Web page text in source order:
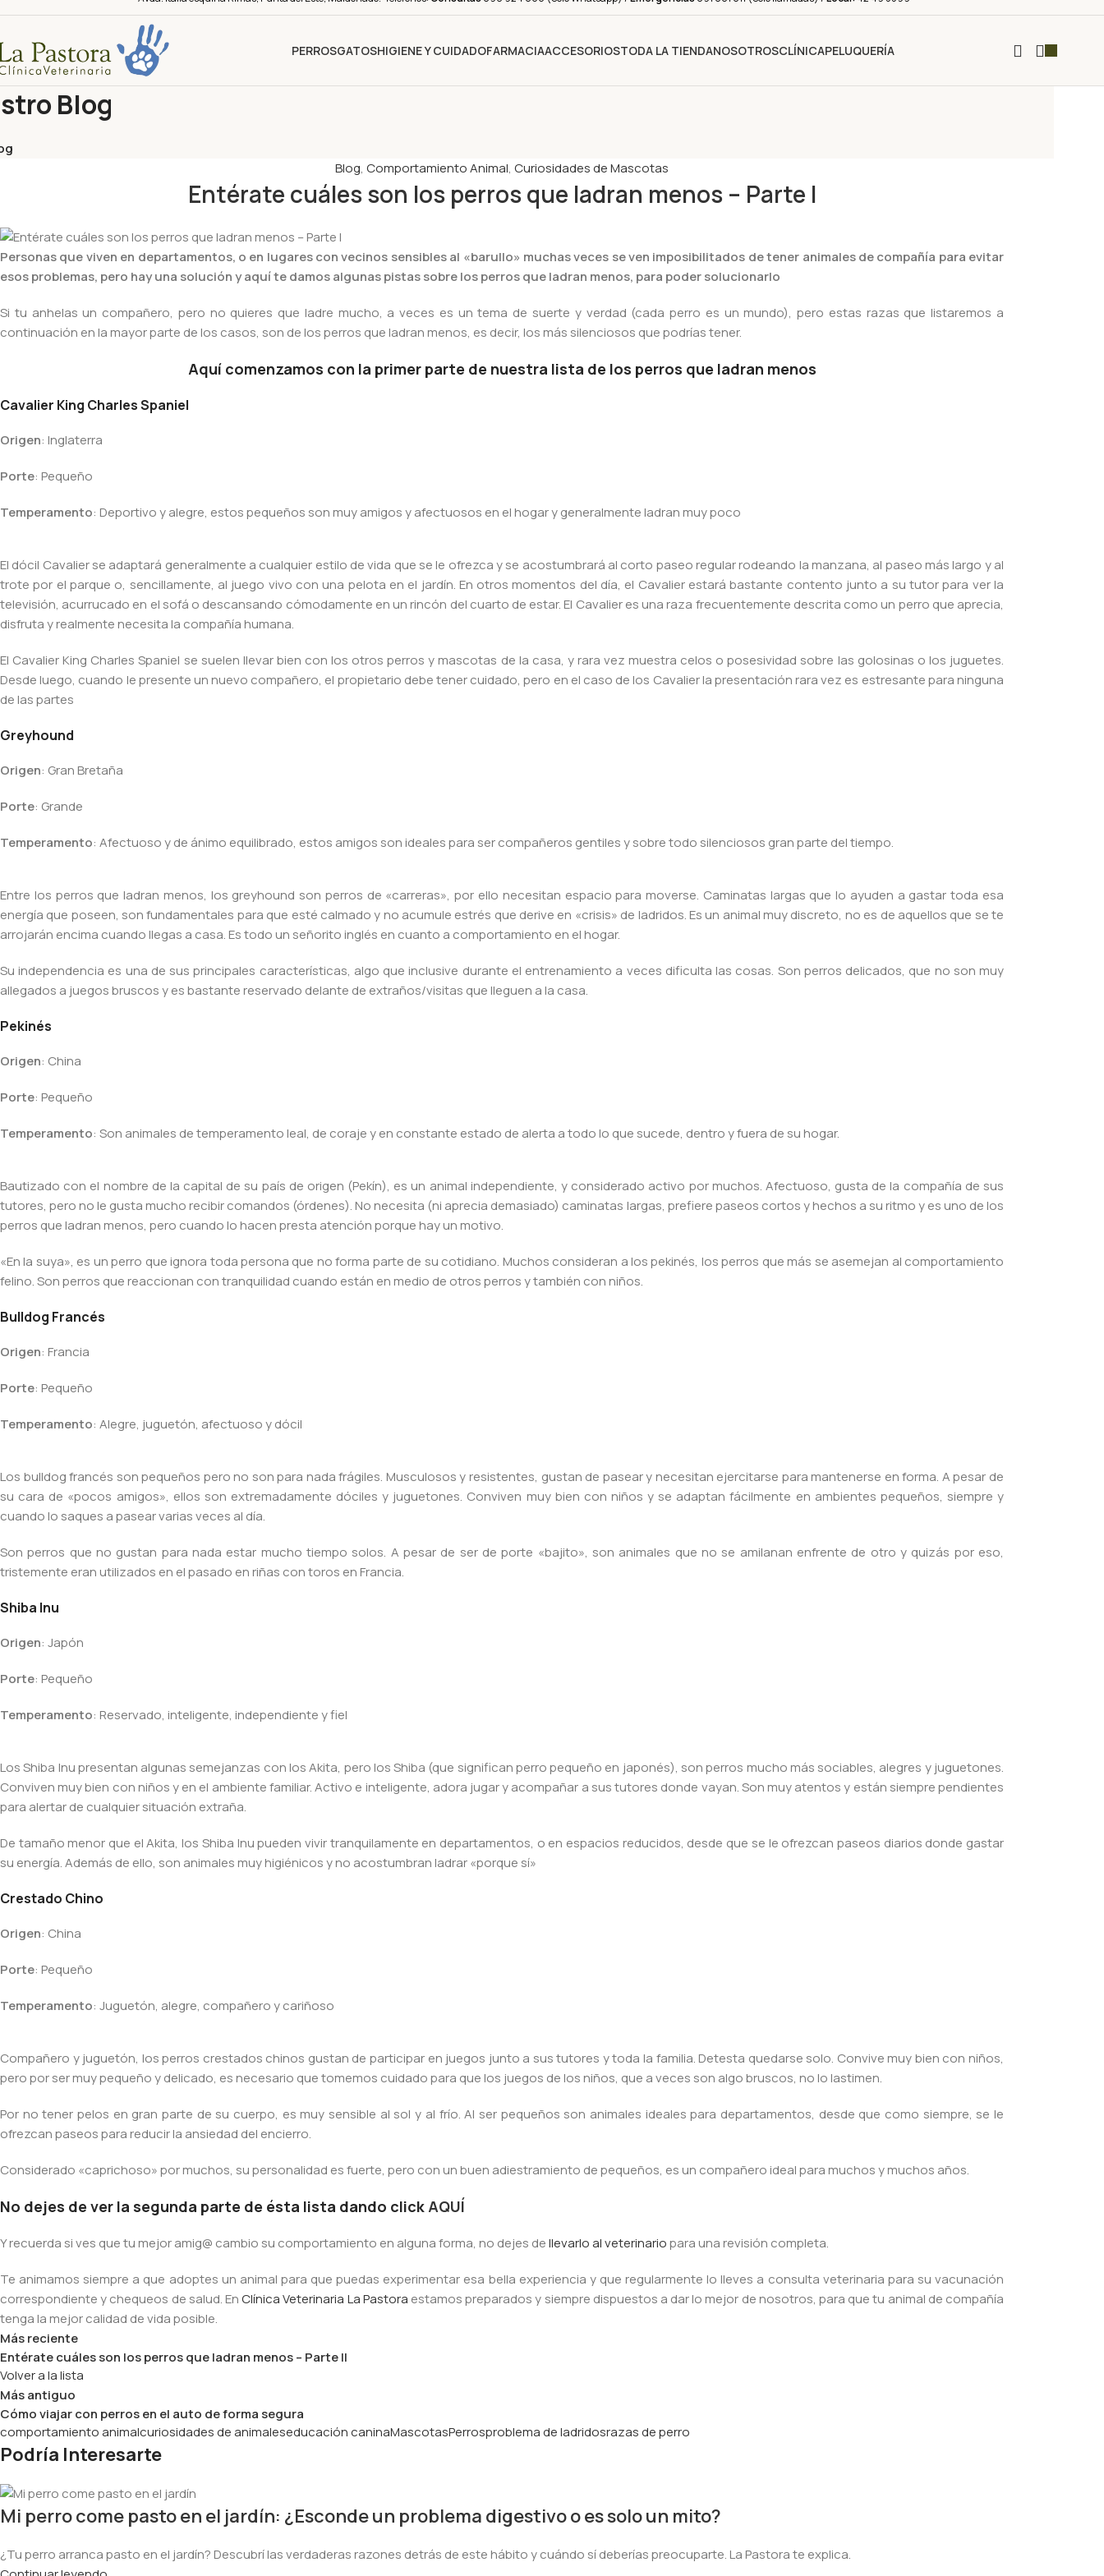
PERROSGATOSHIGIENE Y CUIDADOFARMACIAACCESORIOSTODA LA TIENDANOSOTROSCLÍNICAPELUQUERÍA
Blog
Blog, Comportamiento Animal, Curiosidades de Mascotas
Entérate cuáles son los perros que ladran menos – Parte I
Personas que viven en departamentos, o en lugares con vecinos sensibles al «barullo» muchas veces se ven imposibilitados de tener animales de compañía para evitar
esos problemas, pero hay una solución y aquí te damos algunas pistas sobre los perros que ladran menos, para poder solucionarlo
Si tu anhelas un compañero, pero no quieres que ladre mucho, a veces es un tema de suerte y verdad (cada perro es un mundo), pero estas razas que listaremos a
continuación en la mayor parte de los casos, son de los perros que ladran menos, es decir, los más silenciosos que podrías tener.
Aquí comenzamos con la primer parte de nuestra lista de los perros que ladran menos
Cavalier King Charles Spaniel
Origen: Inglaterra
Porte: Pequeño
Temperamento: Deportivo y alegre, estos pequeños son muy amigos y afectuosos en el hogar y generalmente ladran muy poco
El dócil Cavalier se adaptará generalmente a cualquier estilo de vida que se le ofrezca y se acostumbrará al corto paseo regular rodeando la manzana, al paseo más largo y al
trote por el parque o, sencillamente, al juego vivo con una pelota en el jardín. En otros momentos del día, el Cavalier estará bastante contento junto a su tutor para ver la
televisión, acurrucado en el sofá o descansando cómodamente en un rincón del cuarto de estar. El Cavalier es una raza frecuentemente descrita como un perro que aprecia,
disfruta y realmente necesita la compañía humana.
El Cavalier King Charles Spaniel se suelen llevar bien con los otros perros y mascotas de la casa, y rara vez muestra celos o posesividad sobre las golosinas o los juguetes.
Desde luego, cuando le presente un nuevo compañero, el propietario debe tener cuidado, pero en el caso de los Cavalier la presentación rara vez es estresante para ninguna
de las partes
Greyhound
Origen: Gran Bretaña
Porte: Grande
Temperamento: Afectuoso y de ánimo equilibrado, estos amigos son ideales para ser compañeros gentiles y sobre todo silenciosos gran parte del tiempo.
Entre los perros que ladran menos, los greyhound son perros de «carreras», por ello necesitan espacio para moverse. Caminatas largas que lo ayuden a gastar toda esa
energía que poseen, son fundamentales para que esté calmado y no acumule estrés que derive en «crisis» de ladridos. Es un animal muy discreto, no es de aquellos que se te
arrojarán encima cuando llegas a casa. Es todo un señorito inglés en cuanto a comportamiento en el hogar.
Su independencia es una de sus principales características, algo que inclusive durante el entrenamiento a veces dificulta las cosas. Son perros delicados, que no son muy
allegados a juegos bruscos y es bastante reservado delante de extraños/visitas que lleguen a la casa.
Pekinés
Origen: China
Porte: Pequeño
Temperamento: Son animales de temperamento leal, de coraje y en constante estado de alerta a todo lo que sucede, dentro y fuera de su hogar.
Bautizado con el nombre de la capital de su país de origen (Pekín), es un animal independiente, y considerado activo por muchos. Afectuoso, gusta de la compañía de sus
tutores, pero no le gusta mucho recibir comandos (órdenes). No necesita (ni aprecia demasiado) caminatas largas, prefiere paseos cortos y hechos a su ritmo y es uno de los
perros que ladran menos, pero cuando lo hacen presta atención porque hay un motivo.
«En la suya», es un perro que ignora toda persona que no forma parte de su cotidiano. Muchos consideran a los pekinés, los perros que más se asemejan al comportamiento
felino. Son perros que reaccionan con tranquilidad cuando están en medio de otros perros y también con niños.
Bulldog Francés
Origen: Francia
Porte: Pequeño
Temperamento: Alegre, juguetón, afectuoso y dócil
Los bulldog francés son pequeños pero no son para nada frágiles. Musculosos y resistentes, gustan de pasear y necesitan ejercitarse para mantenerse en forma. A pesar de
su cara de «pocos amigos», ellos son extremadamente dóciles y juguetones. Conviven muy bien con niños y se adaptan fácilmente en ambientes pequeños, siempre y
cuando lo saques a pasear varias veces al día.
Son perros que no gustan para nada estar mucho tiempo solos. A pesar de ser de porte «bajito», son animales que no se amilanan enfrente de otro y quizás por eso,
tristemente eran utilizados en el pasado en riñas con toros en Francia.
Shiba Inu
Origen: Japón
Porte: Pequeño
Temperamento: Reservado, inteligente, independiente y fiel
Los Shiba Inu presentan algunas semejanzas con los Akita, pero los Shiba (que significan perro pequeño en japonés), son perros mucho más sociables, alegres y juguetones.
Conviven muy bien con niños y en el ambiente familiar. Activo e inteligente, adora jugar y acompañar a sus tutores donde vayan. Son muy atentos y están siempre pendientes
para alertar de cualquier situación extraña.
De tamaño menor que el Akita, los Shiba Inu pueden vivir tranquilamente en departamentos, o en espacios reducidos, desde que se le ofrezcan paseos diarios donde gastar
su energía. Además de ello, son animales muy higiénicos y no acostumbran ladrar «porque sí»
Crestado Chino
Origen: China
Porte: Pequeño
Temperamento: Juguetón, alegre, compañero y cariñoso
Compañero y juguetón, los perros crestados chinos gustan de participar en juegos junto a sus tutores y toda la familia. Detesta quedarse solo. Convive muy bien con niños,
pero por ser muy pequeño y delicado, es necesario que tomemos cuidado para que los juegos de los niños, que a veces son algo bruscos, no lo lastimen.
Por no tener pelos en gran parte de su cuerpo, es muy sensible al sol y al frío. Al ser pequeños son animales ideales para departamentos, desde que como siempre, se le
ofrezcan paseos para reducir la ansiedad del encierro.
Considerado «caprichoso» por muchos, su personalidad es fuerte, pero con un buen adiestramiento de pequeños, es un compañero ideal para muchos y muchos años.
No dejes de ver la segunda parte de ésta lista dando clickAQUÍ
Y recuerda si ves que tu mejor amig@ cambio su comportamiento en alguna forma, no dejes dellevarlo al veterinariopara una revisión completa.
Te animamos siempre a que adoptes un animal para que puedas experimentar esa bella experiencia y que regularmente lo lleves a consulta veterinaria para su vacunación
correspondiente y chequeos de salud. EnClínica Veterinaria La Pastora estamos preparados y siempre dispuestos a dar lo mejor de nosotros, para que tu animal de compañía
tenga la mejor calidad de vida posible.
Más reciente
Entérate cuáles son los perros que ladran menos – Parte II
Volver a la lista
Más antiguo
Cómo viajar con perros en el auto de forma segura
comportamiento animalcuriosidades de animaleseducación caninaMascotasPerrosproblema de ladridosrazas de perro
Podría Interesarte
Mi perro come pasto en el jardín: ¿Esconde un problema digestivo o es solo un mito?
¿Tu perro arranca pasto en el jardín? Descubrí las verdaderas razones detrás de este hábito y cuándo sí deberías preocuparte. La Pastora te explica.